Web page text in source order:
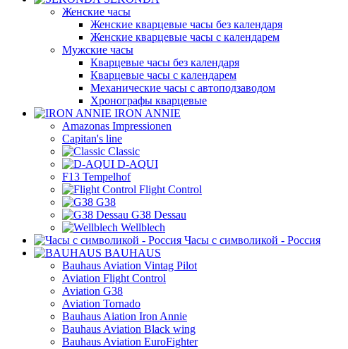
Женские часы
Женские кварцевые часы без календаря
Женские кварцевые часы с календарем
Мужские часы
Кварцевые часы без календаря
Кварцевые часы с календарем
Механические часы с автоподзаводом
Хронографы кварцевые
IRON ANNIE
Amazonas Impressionen
Capitan's line
Classic
D-AQUI
F13 Tempelhof
Flight Control
G38
G38 Dessau
Wellblech
Часы с символикой - Россия
BAUHAUS
Bauhaus Aviation Vintag Pilot
Aviation Flight Control
Aviation G38
Aviation Tornado
Bauhaus Aiation Iron Annie
Bauhaus Aviation Black wing
Bauhaus Aviation EuroFighter